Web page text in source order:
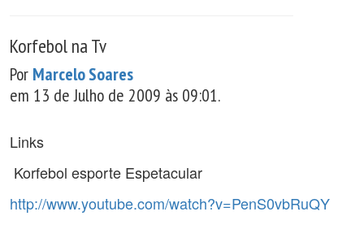
Korfebol na Tv
Por Marcelo Soares
em 13 de Julho de 2009 às 09:01.
Links
Korfebol esporte Espetacular
http://www.youtube.com/watch?v=PenS0vbRuQY